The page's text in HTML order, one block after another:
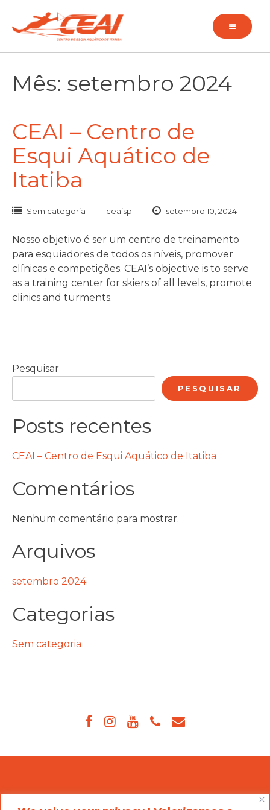
conteúdo
Mês: setembro 2024
CEAI – Centro de
Esqui Aquático de
Itatiba
Sem categoria ceaisp setembro 10, 2024
Nosso objetivo é ser um centro de treinamento
para esquiadores de todos os níveis, promover
clínicas e competições. CEAI’s objective is to serve
as a training center for skiers of all levels, promote
clinics and turments.
Pesquisar
PESQUISAR
Posts recentes
CEAI – Centro de Esqui Aquático de Itatiba
Comentários
Nenhum comentário para mostrar.
Arquivos
setembro 2024
Categorias
Sem categoria